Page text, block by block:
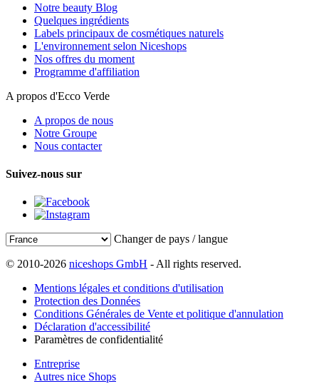
Notre beauty Blog
Quelques ingrédients
Labels principaux de cosmétiques naturels
L'environnement selon Niceshops
Nos offres du moment
Programme d'affiliation
A propos d'Ecco Verde
A propos de nous
Notre Groupe
Nous contacter
Suivez-nous sur
Changer de pays / langue
© 2010-2026 niceshops GmbH - All rights reserved.
Mentions légales et conditions d'utilisation
Protection des Données
Conditions Générales de Vente et politique d'annulation
Déclaration d'accessibilité
Paramètres de confidentialité
Entreprise
Autres nice Shops